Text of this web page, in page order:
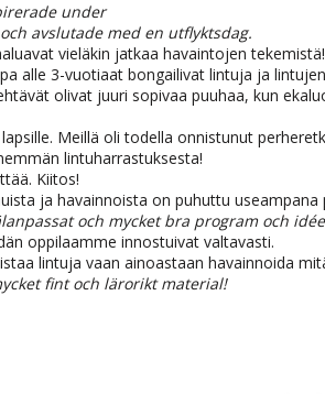
under
avslutade med en utflyktsdag.
vieläkin jatkaa havaintojen tekemistä!
alle 3-vuotiaat bongailivat lintuja ja
olivat juuri sopivaa puuhaa, kun
Meillä oli todella onnistunut
lintuharrastuksesta!
Kiitos!
ja havainnoista on puhuttu useampana
och mycket bra program och
oppilaamme innostuivat valtavasti.
lintuja vaan ainoastaan havainnoida
fint och lärorikt material!